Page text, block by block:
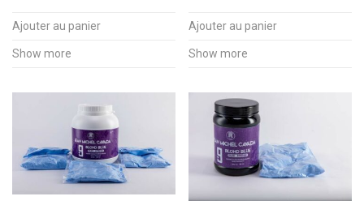
Ajouter au panier
Show more
Ajouter au panier
Show more